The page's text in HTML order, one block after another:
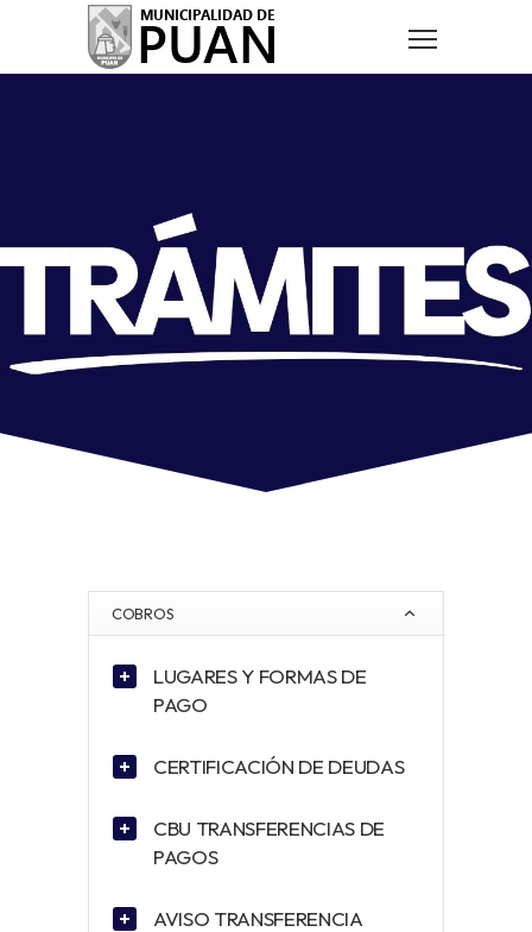
COBROS
LUGARES Y FORMAS DE
PAGO
CERTIFICACIÓN DE DEUDAS
CBU TRANSFERENCIAS DE
PAGOS
AVISO TRANSFERENCIA